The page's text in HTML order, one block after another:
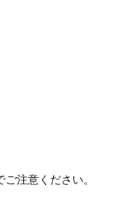
注意ください。